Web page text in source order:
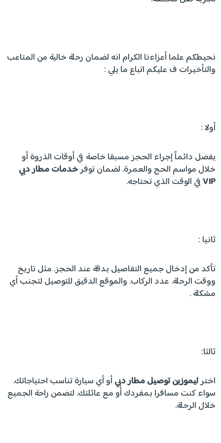
نحيطكم علما أعزاءنا الكرام انه لضمان رحلة خالية من المتاعب
والتأخيرات ف عليكم اتباع ما يلي :
أولا :
يفضل دائماً إجراء الحجز مسبقا خاصة في أوقات الذروة أو
خلال مواسم الحج والعمرة. لضمان توفرخدمات مطار دبي
VIPفي الوقت الذي تحتاجه.
ثانيا :
تأكد من إدخال جميع التفاصيل بدقة عند الحجز. مثل تاريخ
ووقت الرحلة. عدد الركاب. والموقع الدقيق للتوصيل لتجنب أي
مشكلة .
ثالثا:
اخترليموزين توصيل مطاردبيأو أي سيارة تناسب احتياجاتك.
سواء كنت مسافرا بمفردك أو مع عائلتك. لتضمن راحة الجميع
خلال الرحلة.